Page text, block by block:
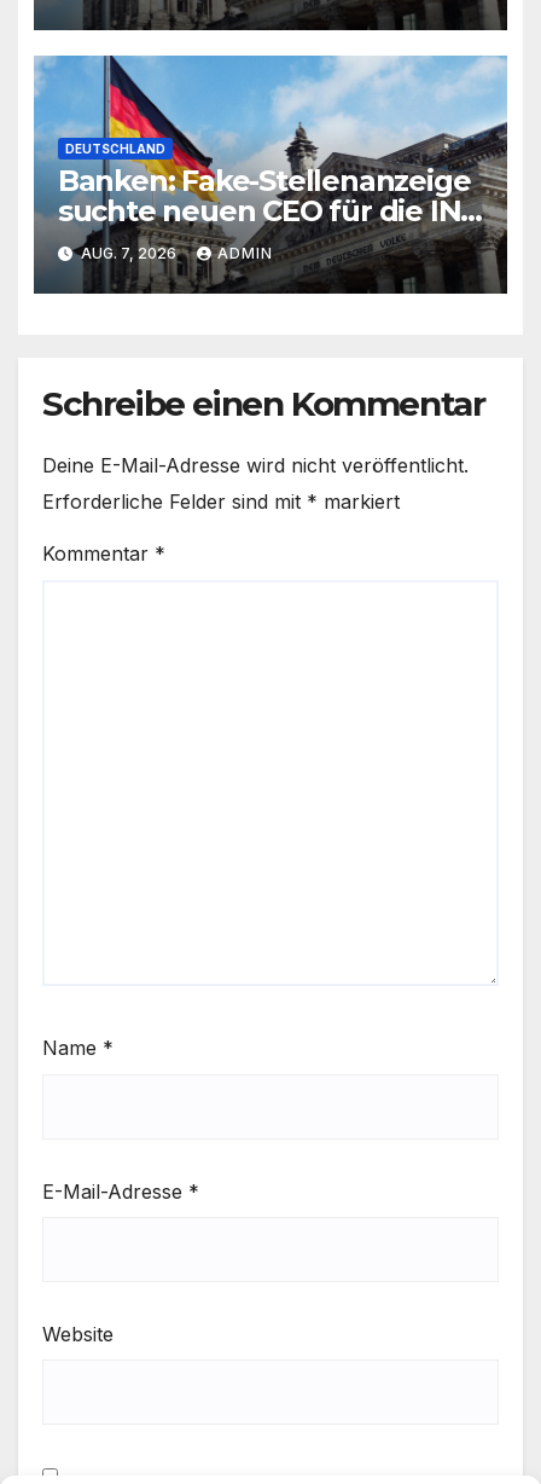
DEUTSCHLAND
Banken: Fake-Stellenanzeige
suchte neuen CEO für die ING
Bank
AUG. 7, 2026 ADMIN
Schreibe einen Kommentar
Deine E-Mail-Adresse wird nicht veröffentlicht.
Erforderliche Felder sind mit * markiert
Kommentar *
Name *
E-Mail-Adresse *
Website